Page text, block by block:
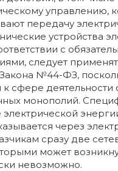
управлению,
передачу
устройства
с
следует
Закона №44-ФЗ,
к сфере деятельности
монополий.
через
сразу две
может
невозможно.